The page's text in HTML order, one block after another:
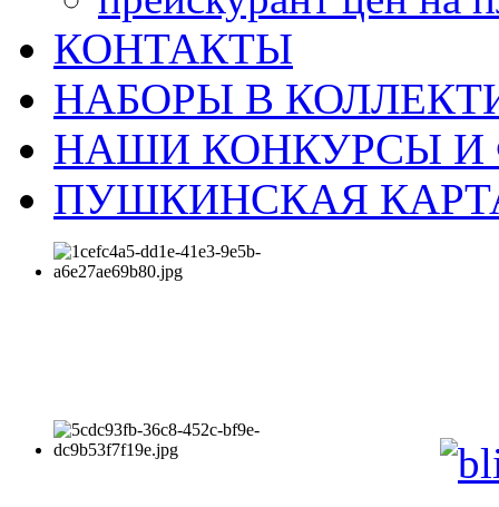
КОНТАКТЫ
НАБОРЫ В
НАШИ КОНКУРСЫ И
ПУШКИНСКАЯ